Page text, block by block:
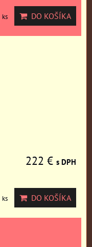
ks DO KOŠÍKA
222 € s DPH
ks DO KOŠÍKA